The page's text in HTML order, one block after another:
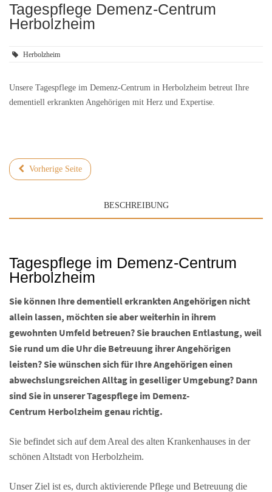
Tagespflege Demenz-Centrum
Herbolzheim
Herbolzheim
Unsere Tagespflege im Demenz-Centrum in Herbolzheim betreut Ihre
dementiell erkrankten Angehörigen mit Herz und Expertise.
Vorherige Seite
BESCHREIBUNG
Tagespflege im Demenz-Centrum
Herbolzheim
Sie können Ihre dementiell erkrankten Angehörigen nicht
allein lassen, möchten sie aber weiterhin in ihrem
gewohnten Umfeld betreuen? Sie brauchen Entlastung, weil
Sie rund um die Uhr die Betreuung ihrer Angehörigen
leisten? Sie wünschen sich für Ihre Angehörigen einen
abwechslungsreichen Alltag in geselliger Umgebung? Dann
sind Sie in unserer Tagespflege im Demenz-
Centrum Herbolzheim genau richtig.
Sie befindet sich auf dem Areal des alten Krankenhauses in der
schönen Altstadt von Herbolzheim.
Unser Ziel ist es, durch aktivierende Pflege und Betreuung die